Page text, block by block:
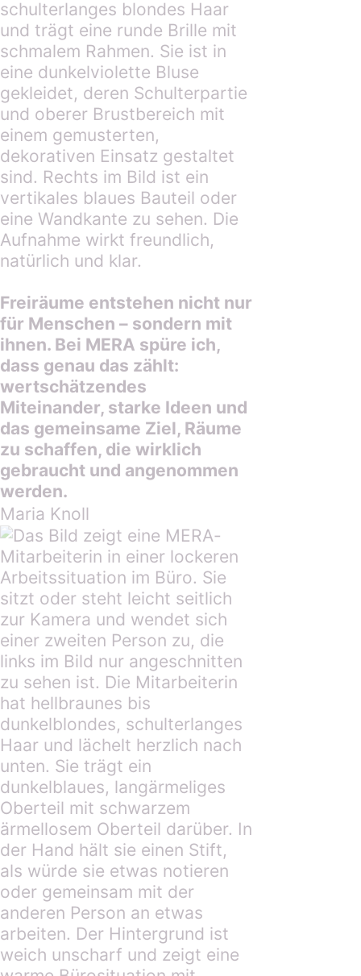
Freiräume entstehen nicht nur
für Menschen – sondern mit
ihnen. Bei MERA spüre ich,
dass genau das zählt:
wertschätzendes
Miteinander, starke Ideen und
das gemeinsame Ziel, Räume
zu schaffen, die wirklich
gebraucht und angenommen
werden.
Maria Knoll